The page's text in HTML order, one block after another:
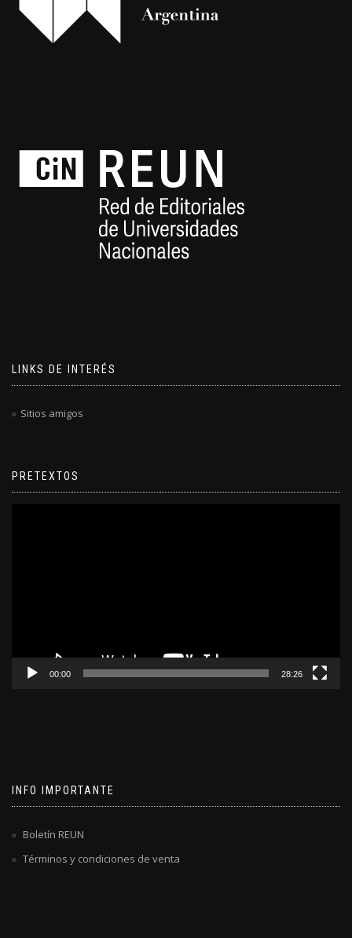
LINKS DE INTERÉS
Sitios amigos
PRETEXTOS
00:00 28:26
INFO IMPORTANTE
Boletín REUN
Términos y condiciones de venta